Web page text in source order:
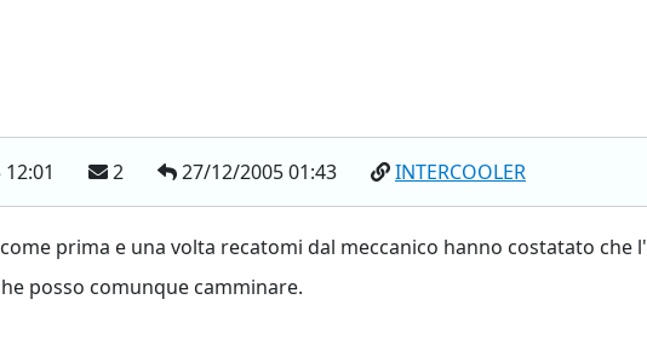
2 27/12/2005 01:43 INTERCOOLER
prima e una volta recatomi dal meccanico hanno costatato che l'
posso comunque camminare.